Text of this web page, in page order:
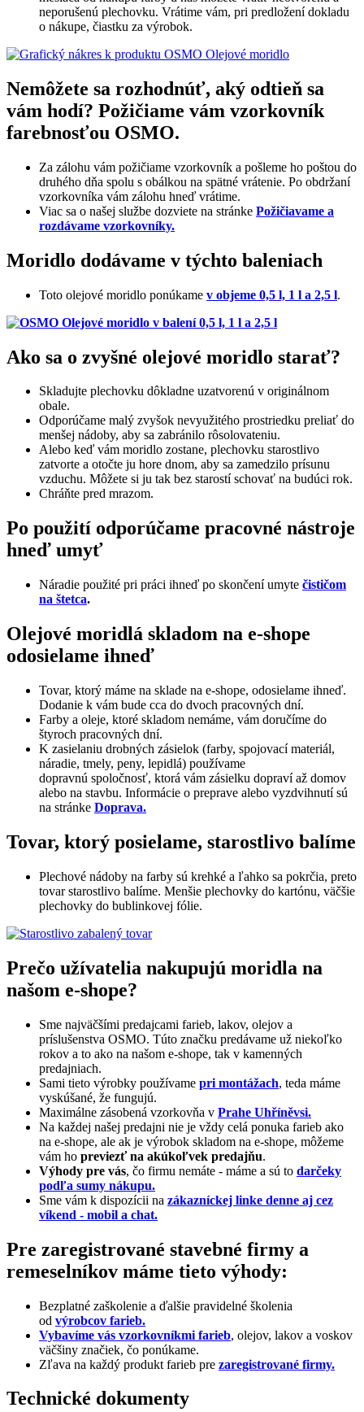
neporušenú plechovku. Vrátime vám, pri predložení dokladu
o nákupe, čiastku za výrobok.
Nemôžete sa rozhodnúť, aký odtieň sa
vám hodí? Požičiame vám vzorkovník
farebnosťou OSMO.
Za zálohu vám požičiame vzorkovník a pošleme ho poštou do
druhého dňa spolu s obálkou na spätné vrátenie. Po obdržaní
vzorkovníka vám zálohu hneď vrátime.
Viac sa o našej službe dozviete na stránke Požičiavame a
rozdávame vzorkovníky.
Moridlo dodávame v týchto baleniach
Toto olejové moridlo ponúkame v objeme 0,5 l, 1 l a 2,5 l.
Ako sa o zvyšné olejové moridlo starať?
Skladujte plechovku dôkladne uzatvorenú v originálnom
obale.
Odporúčame malý zvyšok nevyužitého prostriedku preliať do
menšej nádoby, aby sa zabránilo rôsolovateniu.
Alebo keď vám moridlo zostane, plechovku starostlivo
zatvorte a otočte ju hore dnom, aby sa zamedzilo prísunu
vzduchu. Môžete si ju tak bez starostí schovať na budúci rok.
Chráňte pred mrazom.
Po použití odporúčame pracovné nástroje
hneď umyť
Náradie použité pri práci ihneď po skončení umyte čističom
na štetca.
Olejové moridlá skladom na e-shope
odosielame ihneď
Tovar, ktorý máme na sklade na e-shope, odosielame ihneď.
Dodanie k vám bude cca do dvoch pracovných dní.
Farby a oleje, ktoré skladom nemáme, vám doručíme do
štyroch pracovných dní.
K zasielaniu drobných zásielok (farby, spojovací materiál,
náradie, tmely, peny, lepidlá) používame
dopravnú spoločnosť, ktorá vám zásielku dopraví až domov
alebo na stavbu. Informácie o preprave alebo vyzdvihnutí sú
na stránke Doprava.
Tovar, ktorý posielame, starostlivo balíme
Plechové nádoby na farby sú krehké a ľahko sa pokrčia, preto
tovar starostlivo balíme. Menšie plechovky do kartónu, väčšie
plechovky do bublinkovej fólie.
Prečo užívatelia nakupujú moridla na
našom e-shope?
Sme najväčšími predajcami farieb, lakov, olejov a
príslušenstva OSMO. Túto značku predávame už niekoľko
rokov a to ako na našom e-shope, tak v kamenných
predajniach.
Sami tieto výrobky používame pri montážach, teda máme
vyskúšané, že fungujú.
Maximálne zásobená vzorkovňa v Prahe Uhříněvsi.
Na každej našej predajni nie je vždy celá ponuka farieb ako
na e-shope, ale ak je výrobok skladom na e-shope, môžeme
vám ho previezť na akúkoľvek predajňu.
Výhody pre vás, čo firmu nemáte - máme a sú to darčeky
podľa sumy nákupu.
Sme vám k dispozícii na zákazníckej linke denne aj cez
víkend - mobil a chat.
Pre zaregistrované stavebné firmy a
remeselníkov máme tieto výhody:
Bezplatné zaškolenie a ďalšie pravidelné školenia
od výrobcov farieb.
Vybavíme vás vzorkovníkmi farieb, olejov, lakov a voskov
väčšiny značiek, čo ponúkame.
Zľava na každý produkt farieb pre zaregistrované firmy.
Technické dokumenty